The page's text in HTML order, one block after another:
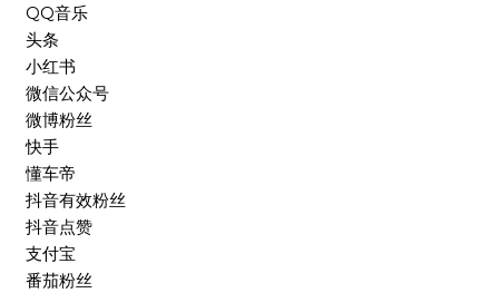
QQ音乐
头条
小红书
微信公众号
微博粉丝
快手
懂车帝
抖音有效粉丝
抖音点赞
支付宝
番茄粉丝